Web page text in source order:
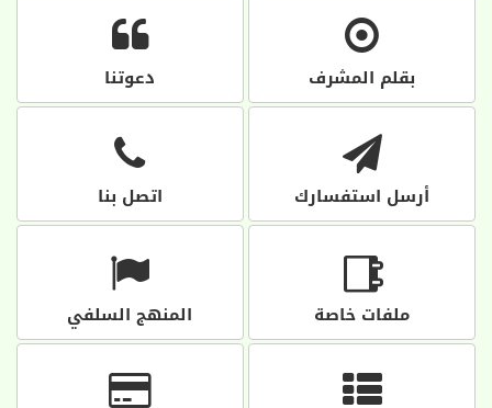
بقلم المشرف دعوتنا
أرسل استفسارك اتصل بنا
ملفات خاصة المنهج السلفي